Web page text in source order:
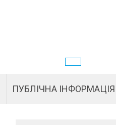
ПУБЛІЧНА ІНФОРМАЦІЯ